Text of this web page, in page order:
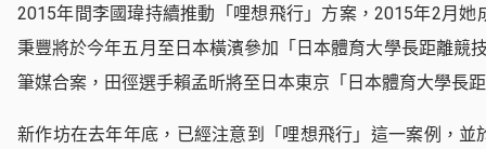
2015年間李國瑋持續推動「哩想飛行」方案，2015年2月
秉豐將於今年五月至日本橫濱參加「日本體育大學長距離競
筆媒合案，田徑選手賴孟昕將至日本東京「日本體育大學長
新作坊在去年年底，已經注意到「哩想飛行」這一案例，